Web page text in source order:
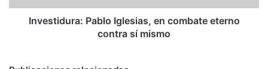
mismo
Investidura: Pablo Iglesias, en combate eterno
contra sí mismo